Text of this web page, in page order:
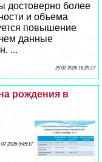
достоверно более
и объема
повышение
данные
...
20 07 2026 16:25:17
рождения в
07 2026 9:45:17